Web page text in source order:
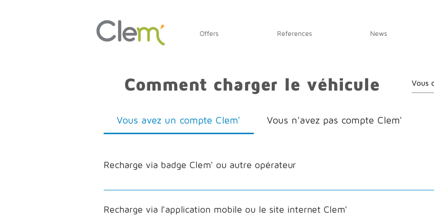
Offers References News
Comment charger le véhicule
Vous avez un compte Clem' Vous n'avez pas compte Clem'
Recharge via badge Clem' ou autre opérateur
Pour charger le véhicule : Passez le badge Clem sur le lecteur de la borne,
de la borne se verrouille pour éviter tout vol de câble. Pour récupérer votre
Recharge via l'application mobile ou le site internet Clem'